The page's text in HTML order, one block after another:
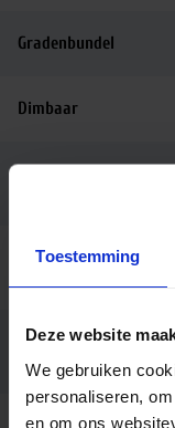
Toestemming
Deze website
We gebruiken
personaliseren,
en om ons
Gradenbundel
Dimbaar
Voorschakelappar
Inclusief led
starter